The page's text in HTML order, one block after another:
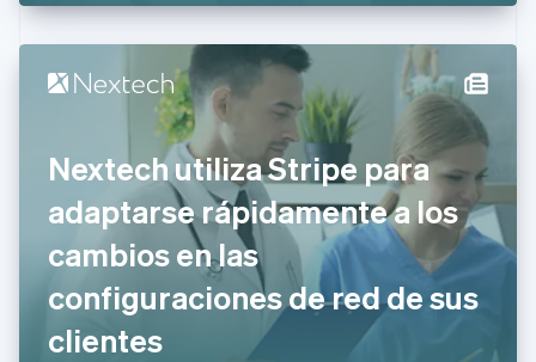
Nextech utiliza Stripe para
adaptarse rápidamente a los
cambios en las
configuraciones de red de sus
clientes
España
Estados Unidos
EnglishEspañol简体中文
Estonia
EnglishSvenska
Francia
FrançaisEnglish
Gibraltar
English
Grecia
English
Hungría